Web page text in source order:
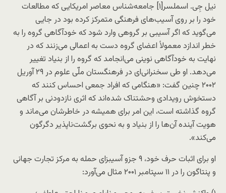
نیل جِی. اسملسر[۱] جامعه‌شناس معاصر امریکایی که مطالعات
خود را بر روی آسیب‌های فرهنگی متمرکز کرده بود در جایی
می‌گوید که اگر آسیبی بر گروهی وارد شود که خودآگاهی گروه را به
خطر اندازد معمولاً اعضای گروه دست به اعمالی می‌زنند که در
نهایت به خودآگاهی نوینی می‌انجامد که گروه را از بنیاد تغییر
می‌دهد. او طی سخنرانی‌ای در فرهنگستان ملّی علوم در ۲۹ آوریل
۲۰۰۲ چنین گفت: «هنگامی که افراد جمعی احساس کنند که
دستخوش رویدادی وحشتناک شده‌اند که اثری نازدودنی بر آگاهی
گروه گذاشته است، این امر برای همیشه در خاطرشان می‌ماند و
هویت آینده آن‌ها را از بنیاد و به نحوی برگشت‌ناپذیر دگرگون
می‌کند».
او برای اثبات حرف خود، ۹ جزو آسیبزای حمله به مرکز تجارت جهانی
و پنتاگون را در ۱۱ سپتامبر ۲۰۰۱ مثال می‌آورد: